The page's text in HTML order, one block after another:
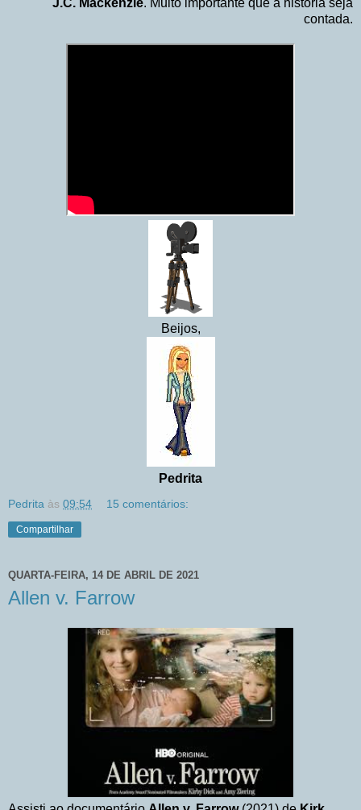
contada.
Beijos,
Pedrita
Pedrita às 09:54 15 comentários:
Compartilhar
QUARTA-FEIRA, 14 DE ABRIL DE 2021
Allen v. Farrow